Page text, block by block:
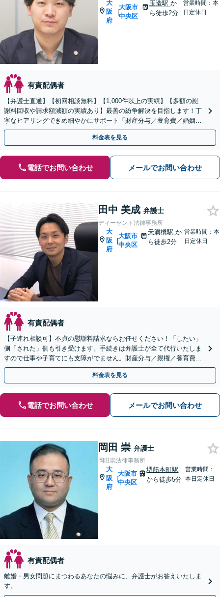
大
阪
府
|
大阪市
中央区
玉造駅 か
ら徒歩2分
営業時間：本
日定休日
有責配偶者
【弁護士直通】【初回相談無料】【1,000件以上の実績】【多額の慰
謝料回収や請求額減額の実績あり】最善の紛争解決を目指します！丁
寧なヒアリングできめ細やかにサポート「財産分与／養育費／婚姻費
用／親権／面会交流／不貞の慰謝料請求ほか
料金表を見る
電話でお問い合わせ メールでお問い合わせ
田中 美成 弁護士
ディーセント法律事務所
大
阪
府
|
大阪市
中央区
天満橋駅か
ら徒歩2分
営業時間：本
日定休日
有責配偶者
【子連れ相談可】不貞の慰謝料請求ならお任せください！「したい」
側「された」側も引き受けます。手続きは弁護士が全て代行いたしま
すので仕事や子育てにも支障がでません。財産分与／親権／養育費／
幅広く対応【初回面談無料】【休日面談可】
料金表を見る
電話でお問い合わせ メールでお問い合わせ
岡田 崇 弁護士
岡田崇法律事務所
大
阪
府
|
大阪市
中央区
堺筋本町駅
から徒歩5分
営業時間：
本日定休日
有責配偶者
離婚・男女問題にまつわるあなたの悩みに、弁護士がお答えいたしま
す。